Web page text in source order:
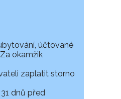
účtované
okamžik
zaplatit storno
dnů před